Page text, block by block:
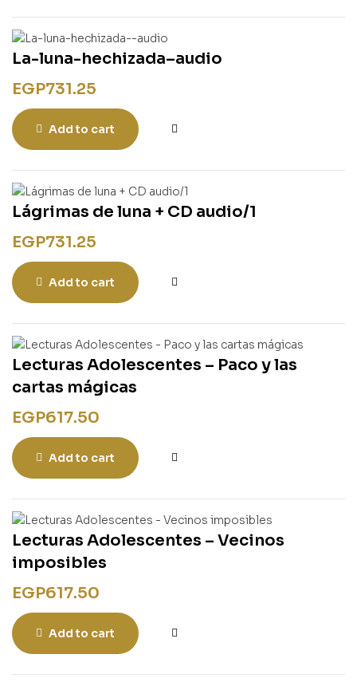
La-luna-hechizada–audio
EGP731.25
Add to cart
Lágrimas de luna + CD audio/1
EGP731.25
Add to cart
Lecturas Adolescentes – Paco y las
cartas mágicas
EGP617.50
Add to cart
Lecturas Adolescentes – Vecinos
imposibles
EGP617.50
Add to cart